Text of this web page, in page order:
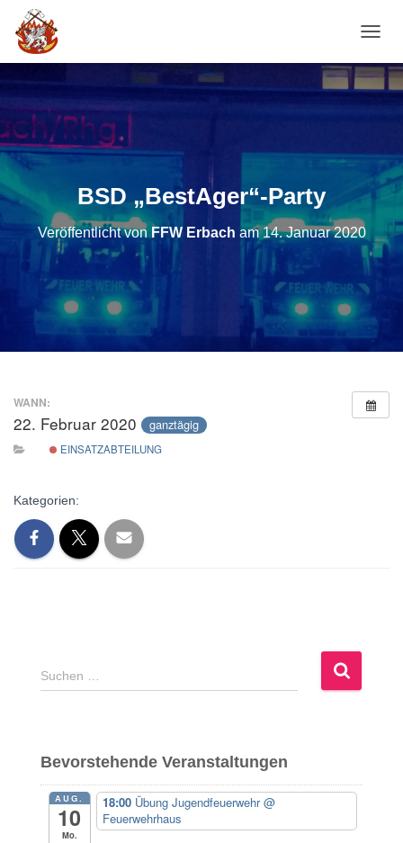
BSD „BestAger“-Party
Veröffentlicht von FFW Erbach am14. Januar 2020
WANN:
22. Februar 2020 ganztägig
EINSATZABTEILUNG
Kategorien:
S
u
n
n
Suchen …
Bevorstehende Veranstaltungen
AUG.
10
Mo.
18:00 Übung Jugendfeuerwehr@
Feuerwehrhaus